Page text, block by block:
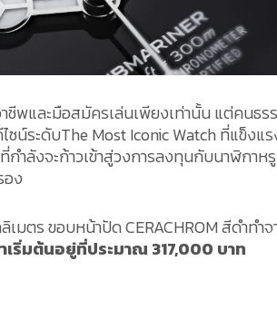
พและมือสมัครเล่นเพียงเท่านั้น แต่คนธร
น์ระดับThe Most Iconic Watch ที่แข็งแ
ำลังจะก้าวเข้าสู่วงการลงทุนกับนาฬิกาห
อง
มตร ขอบหน้าปัด CERACHROM สีดำทำจ
เริ่มต้นอยู่ที่ประมาณ 317,000 บาท